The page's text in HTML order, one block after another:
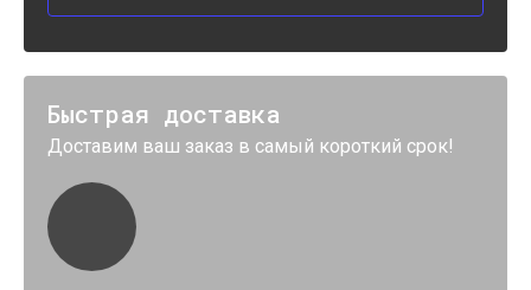
Быстрая доставка
Доставим ваш заказ в самый короткий срок!